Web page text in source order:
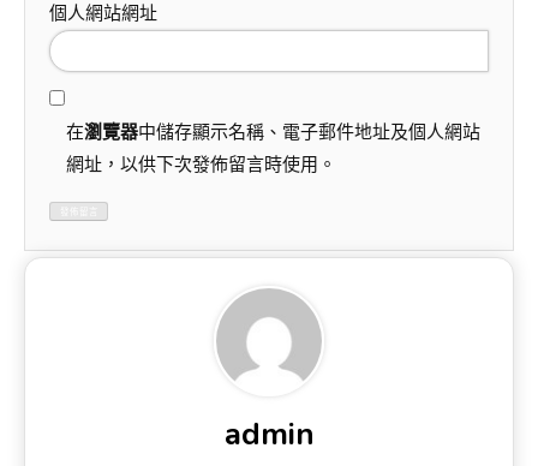
個人網站網址
在瀏覽器中儲存顯示名稱、電子郵件地址及個人網站
網址，以供下次發佈留言時使用。
admin